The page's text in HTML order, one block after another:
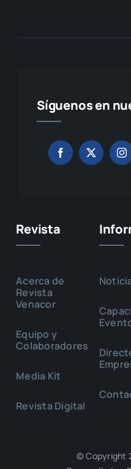
Síguenos en
Revista
Acerca de
Revista
Venacor
Equipo y
Colaboradores
Media Kit
Revista Digital
©